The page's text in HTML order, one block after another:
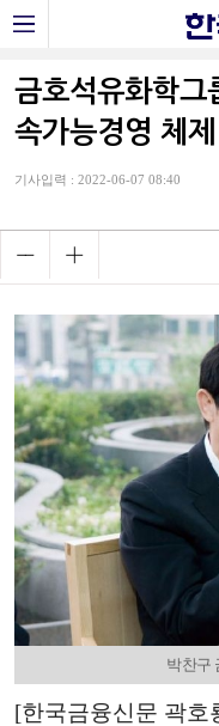
금호석유화학
속가능경영 체
기사입력 : 2022-06-07 08:40
박찬구
[한국금융신문 곽호